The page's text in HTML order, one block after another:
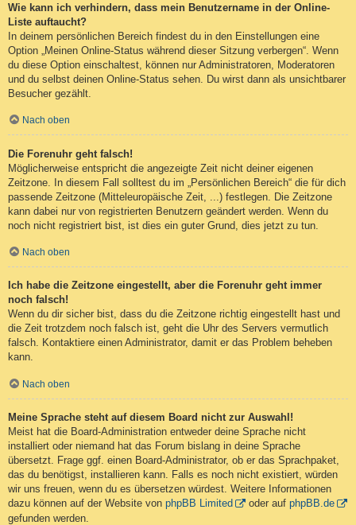
Wie kann ich verhindern, dass mein Benutzername in der Online-
Liste auftaucht?
In deinem persönlichen Bereich findest du in den Einstellungen eine
Option „Meinen Online-Status während dieser Sitzung verbergen“. Wenn
du diese Option einschaltest, können nur Administratoren, Moderatoren
und du selbst deinen Online-Status sehen. Du wirst dann als unsichtbarer
Besucher gezählt.
Nach oben
Die Forenuhr geht falsch!
Möglicherweise entspricht die angezeigte Zeit nicht deiner eigenen
Zeitzone. In diesem Fall solltest du im „Persönlichen Bereich“ die für dich
passende Zeitzone (Mitteleuropäische Zeit, ...) festlegen. Die Zeitzone
kann dabei nur von registrierten Benutzern geändert werden. Wenn du
noch nicht registriert bist, ist dies ein guter Grund, dies jetzt zu tun.
Nach oben
Ich habe die Zeitzone eingestellt, aber die Forenuhr geht immer
noch falsch!
Wenn du dir sicher bist, dass du die Zeitzone richtig eingestellt hast und
die Zeit trotzdem noch falsch ist, geht die Uhr des Servers vermutlich
falsch. Kontaktiere einen Administrator, damit er das Problem beheben
kann.
Nach oben
Meine Sprache steht auf diesem Board nicht zur Auswahl!
Meist hat die Board-Administration entweder deine Sprache nicht
installiert oder niemand hat das Forum bislang in deine Sprache
übersetzt. Frage ggf. einen Board-Administrator, ob er das Sprachpaket,
das du benötigst, installieren kann. Falls es noch nicht existiert, würden
wir uns freuen, wenn du es übersetzen würdest. Weitere Informationen
dazu können auf der Website von phpBB Limited oder auf phpBB.de
gefunden werden.